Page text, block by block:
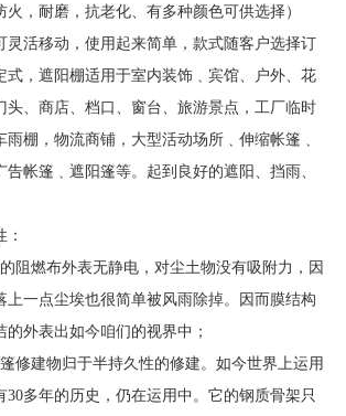
，耐磨，抗老化、有多种颜色可供选择）
灵活移动，使用起来简单，款式随客户选择订
式，遮阳棚适用于室内装饰﹑宾馆、户外、花
头、商店、档口、窗台、旅游景点，工厂临时
棚，物流商铺，大型活动场所﹑伸缩帐篷﹑
帐篷﹑遮阳篷等。起到良好的遮阳、挡雨、
阻燃布外表无静电，对尘土物没有吸附力，因
上一点尘埃也很简单被风雨除掉。因而膜结构
外表出如今咱们的视界中；
修建物归于半持久性的修建。如今世界上运用
30多年的历史，仍在运用中。它的钢质骨架只